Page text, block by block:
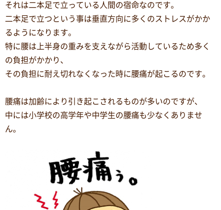
それは二本足で立っている人間の宿命なのです。
二本足で立つという事は垂直方向に多くのストレスがかか
るようになります。
特に腰は上半身の重みを支えながら活動しているため多く
の負担がかかり、
その負担に耐え切れなくなった時に腰痛が起こるのです。
腰痛は加齢により引き起こされるものが多いのですが、
中には小学校の高学年や中学生の腰痛も少なくありませ
ん。